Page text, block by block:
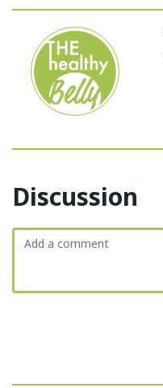
Discussion